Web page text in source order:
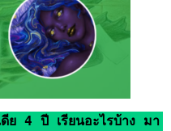
ย 4 ปี เรียนอะไรบ้าง มา